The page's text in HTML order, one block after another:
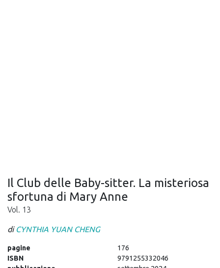
Il Club delle Baby-sitter. La misteriosa
sfortuna di Mary Anne
Vol. 13
di CYNTHIA YUAN CHENG
pagine
176
ISBN
9791255332046